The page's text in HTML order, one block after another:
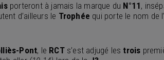
porteront à jamais la marque du N°11,
d’ailleurs le Trophée qui porte le nom de
Pont, le RCTs’est adjugé les trois